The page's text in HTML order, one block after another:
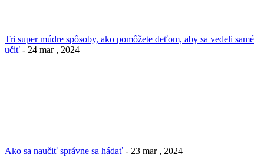
Tri super múdre spôsoby, ako pomôžete deťom, aby sa vedeli samé
učiť - 24 mar , 2024
Ako sa naučiť správne sa hádať - 23 mar , 2024